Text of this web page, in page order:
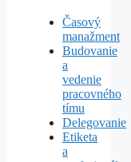
Časový
manažment
Budovanie
a
vedenie
pracovného
tímu
Delegovanie
Etiketa
a